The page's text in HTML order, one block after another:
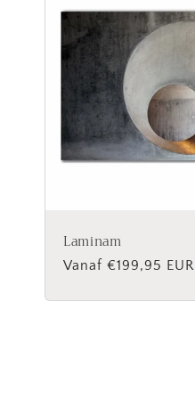
Laminam
Normale
Vanaf €199,95 EUR